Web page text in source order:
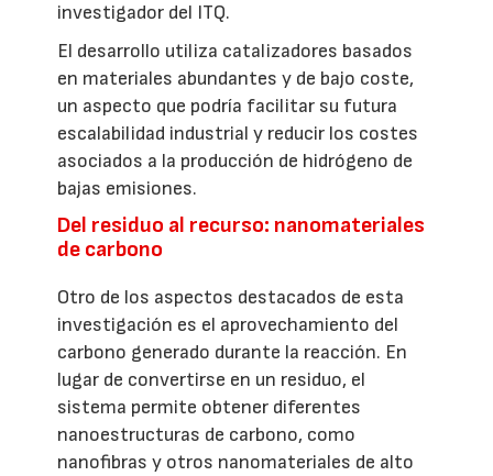
investigador del ITQ.
El desarrollo utiliza catalizadores basados
en materiales abundantes y de bajo coste,
un aspecto que podría facilitar su futura
escalabilidad industrial y reducir los costes
asociados a la producción de hidrógeno de
bajas emisiones.
Del residuo al recurso: nanomateriales
de carbono
Otro de los aspectos destacados de esta
investigación es el aprovechamiento del
carbono generado durante la reacción. En
lugar de convertirse en un residuo, el
sistema permite obtener diferentes
nanoestructuras de carbono, como
nanofibras y otros nanomateriales de alto